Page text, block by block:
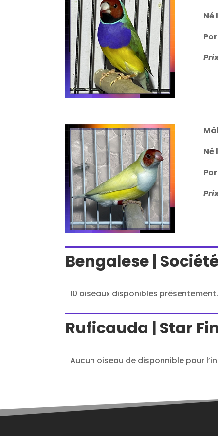
Né
Né
Bengalese |
10 oiseaux disponibles
Ruficauda | Star
Aucun oiseau de disponnible pour